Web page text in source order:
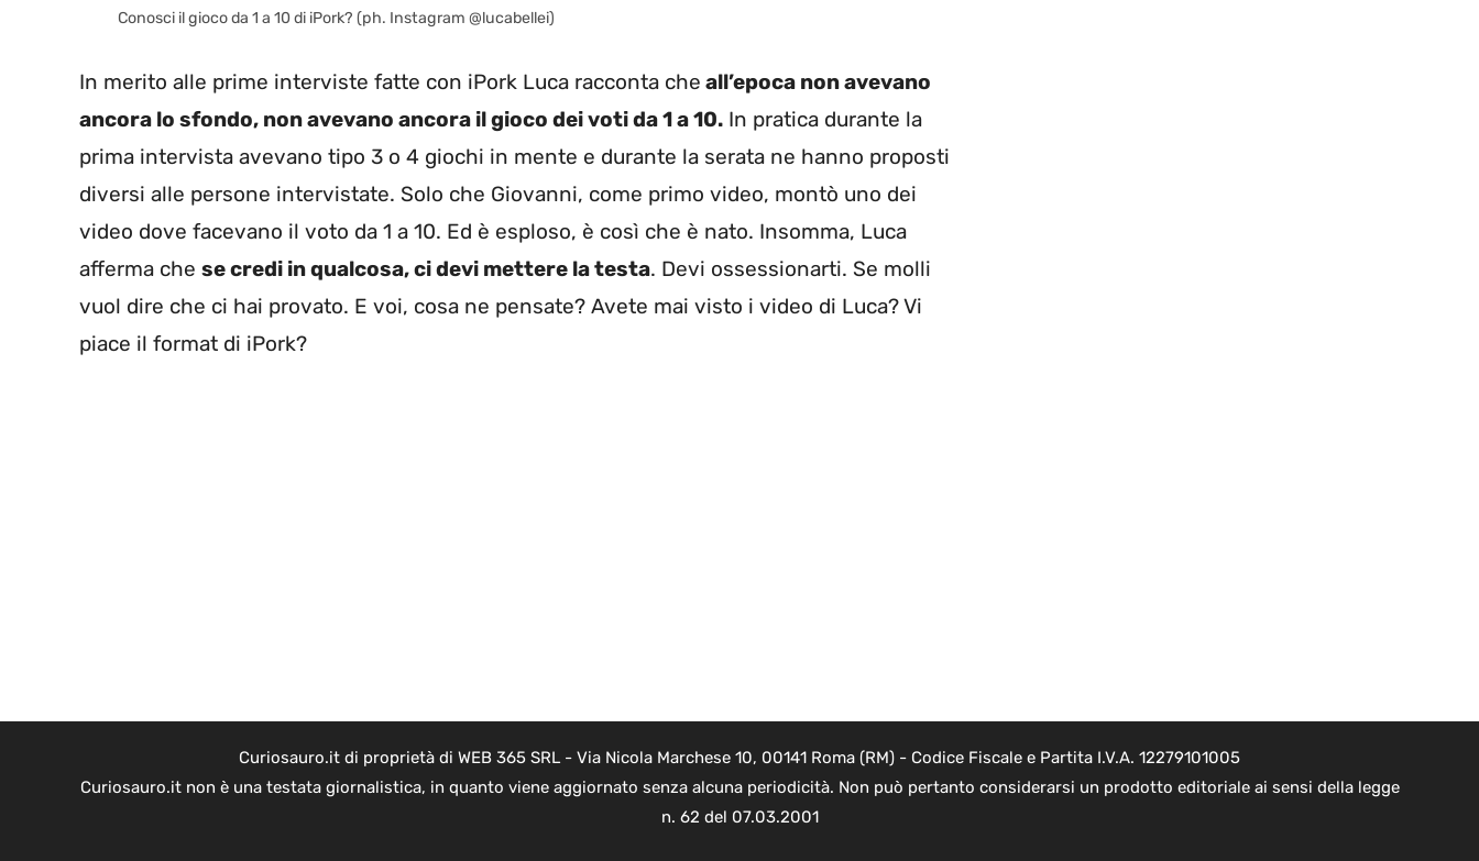
Conosci il gioco da 1 a 10 di iPork? (ph. Instagram @lucabellei)
In merito alle prime interviste fatte con iPork Luca racconta che all’epoca non avevano
ancora lo sfondo, non avevano ancora il gioco dei voti da 1 a 10. In pratica durante la
prima intervista avevano tipo 3 o 4 giochi in mente e durante la serata ne hanno proposti
diversi alle persone intervistate. Solo che Giovanni, come primo video, montò uno dei
video dove facevano il voto da 1 a 10. Ed è esploso, è così che è nato. Insomma, Luca
afferma che se credi in qualcosa, ci devi mettere la testa. Devi ossessionarti. Se molli
vuol dire che ci hai provato. E voi, cosa ne pensate? Avete mai visto i video di Luca? Vi
piace il format di iPork?
Curiosauro.it di proprietà di WEB 365 SRL - Via Nicola Marchese 10, 00141 Roma (RM) - Codice Fiscale e Partita I.V.A. 12279101005
Curiosauro.it non è una testata giornalistica, in quanto viene aggiornato senza alcuna periodicità. Non può pertanto considerarsi un prodotto editoriale ai sensi della legge
n. 62 del 07.03.2001